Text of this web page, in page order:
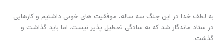
به لطف خدا در این جنگ سه ساله، موفقیت های خوبی داشتیم و کارهایی
در ستاد ماندگار شد که به سادگی تعطیل پذیر نیست. اما باید گذاشت و
گذشت.